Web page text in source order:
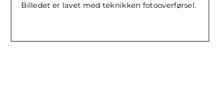
Billedet er lavet med teknikken fotooverførsel.